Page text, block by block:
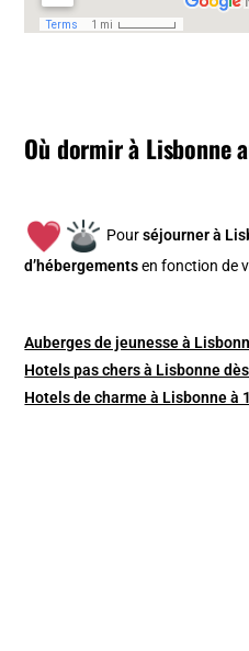
Où dormir à Lisbonne
Pourséjourner à
d’hébergements en fonction de
Auberges de jeunesse à
Hotels pas chers à Lisbonne
Hotels de charme à Lisbonne à